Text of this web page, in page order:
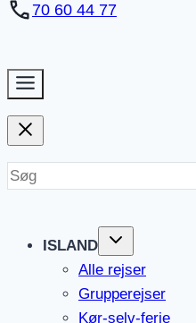
70 60 44 77
ISLAND
Alle rejser
Grupperejser
Kør-selv-ferie